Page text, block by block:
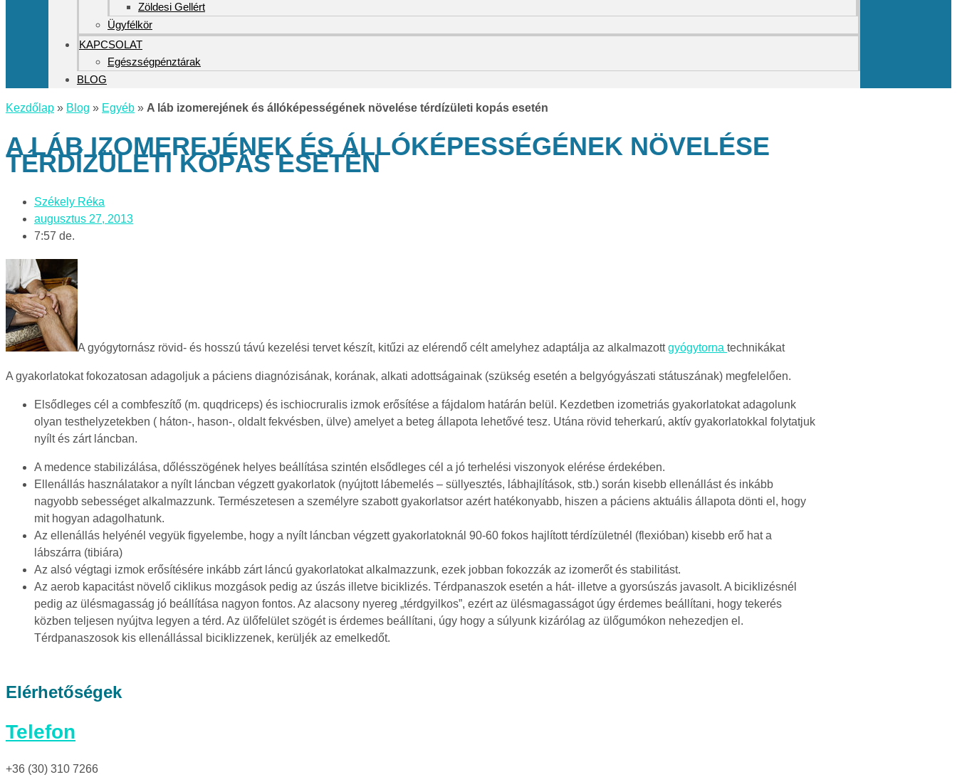
Zöldesi Gellért
Ügyfélkör
KAPCSOLAT
Egészségpénztárak
BLOG
Kezdőlap » Blog » Egyéb » A láb izomerejének és állóképességének növelése térdízületi kopás esetén
A LÁB IZOMEREJÉNEK ÉS ÁLLÓKÉPESSÉGÉNEK NÖVELÉSE
TÉRDÍZÜLETI KOPÁS ESETÉN
Székely Réka
augusztus 27, 2013
7:57 de.
A gyógytornász rövid- és hosszú távú kezelési tervet készít, kitűzi az elérendő célt amelyhez adaptálja az alkalmazottgyógytorna technikákat
A gyakorlatokat fokozatosan adagoljuk a páciens diagnózisának, korának, alkati adottságainak (szükség esetén a belgyógyászati státuszának) megfelelően.
Elsődleges cél a combfeszítő (m. quqdriceps) és ischiocruralis izmok erősítése a fájdalom határán belül. Kezdetben izometriás gyakorlatokat adagolunk
olyan testhelyzetekben ( háton-, hason-, oldalt fekvésben, ülve) amelyet a beteg állapota lehetővé tesz. Utána rövid teherkarú, aktív gyakorlatokkal folytatjuk
nyílt és zárt láncban.
A medence stabilizálása, dőlésszögének helyes beállítása szintén elsődleges cél a jó terhelési viszonyok elérése érdekében.
Ellenállás használatakor a nyílt láncban végzett gyakorlatok (nyújtott lábemelés – süllyesztés, lábhajlítások, stb.) során kisebb ellenállást és inkább
nagyobb sebességet alkalmazzunk. Természetesen a személyre szabott gyakorlatsor azért hatékonyabb, hiszen a páciens aktuális állapota dönti el, hogy
mit hogyan adagolhatunk.
Az ellenállás helyénél vegyük figyelembe, hogy a nyílt láncban végzett gyakorlatoknál 90-60 fokos hajlított térdízületnél (flexióban) kisebb erő hat a
lábszárra (tibiára)
Az alsó végtagi izmok erősítésére inkább zárt láncú gyakorlatokat alkalmazzunk, ezek jobban fokozzák az izomerőt és stabilitást.
Az aerob kapacitást növelő ciklikus mozgások pedig az úszás illetve biciklizés. Térdpanaszok esetén a hát- illetve a gyorsúszás javasolt. A biciklizésnél
pedig az ülésmagasság jó beállítása nagyon fontos. Az alacsony nyereg „térdgyilkos”, ezért az ülésmagasságot úgy érdemes beállítani, hogy tekerés
közben teljesen nyújtva legyen a térd. Az ülőfelület szögét is érdemes beállítani, úgy hogy a súlyunk kizárólag az ülőgumókon nehezedjen el.
Térdpanaszosok kis ellenállással biciklizzenek, kerüljék az emelkedőt.
Elérhetőségek
Telefon
+36 (30) 310 7266